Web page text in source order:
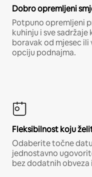
Dobro opremljeni
Potpuno opremljeni
kuhinju i sve
boravak od mjesec ili
opciju podnajma.
Fleksibilnost koju
Odaberite točne
jednostavno
bez dodatnih